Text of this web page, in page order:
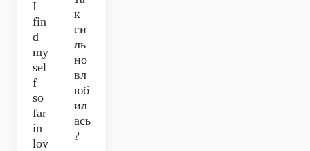
I
fin
d
my
sel
f
so
far
in
lov
к
си
ль
но
вл
юб
ил
ась
?